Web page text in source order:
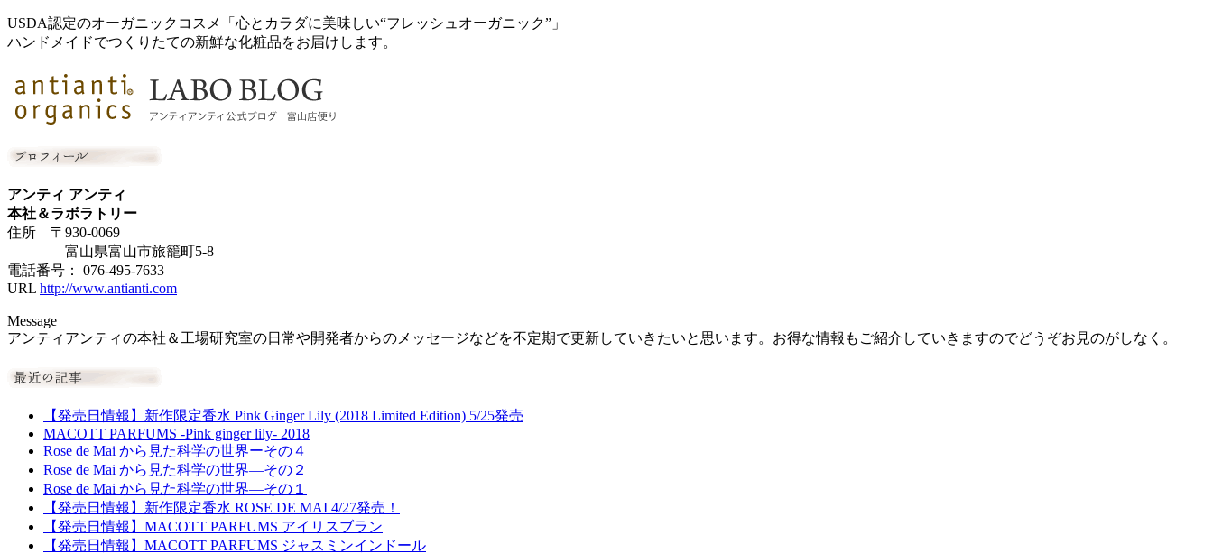
USDA認定のオーガニックコスメ「心とカラダに美味しい“フレッシュオーガニック”」
ハンドメイドでつくりたての新鮮な化粧品をお届けします。
アンティ アンティ
本社＆ラボラトリー
住所 〒930-0069
富山県富山市旅籠町5-8
電話番号： 076-495-7633
URL http://www.antianti.com
Message
アンティアンティの本社＆工場研究室の日常や開発者からのメッセージなどを不定期で更新していきたいと思います。お得な情報もご紹介していきますのでどうぞお見のがしなく。
【発売日情報】新作限定香水 Pink Ginger Lily (2018 Limited Edition) 5/25発売
MACOTT PARFUMS -Pink ginger lily- 2018
Rose de Mai から見た科学の世界ーその４
Rose de Mai から見た科学の世界—その２
Rose de Mai から見た科学の世界—その１
【発売日情報】新作限定香水 ROSE DE MAI 4/27発売！
【発売日情報】MACOTT PARFUMS アイリスブラン
【発売日情報】MACOTT PARFUMS ジャスミンインドール